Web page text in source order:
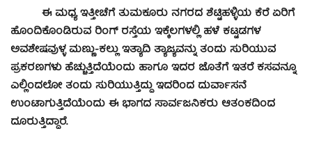
ಈ ಮಧ್ಯ ಇತ್ತೀಚೆಗೆ ತುಮಕೂರು ನಗರದ ಶೆಟ್ಟಿಹಳ್ಳಿಯ ಕೆರೆ ಏರಿಗೆ
ಹೊಂದಿಕೊಂಡಿರುವ ರಿಂಗ್ ರಸ್ತೆಯ ಇಕ್ಕೆಲಗಳಲ್ಲಿ ಹಳೆ ಕಟ್ಟಡಗಳ
ಅವಶೇಷವುಳ್ಳ ಮಣ್ಣು-ಕಲ್ಲು ಇತ್ಯಾದಿ ತ್ಯಾಜ್ಯವನ್ನು ತಂದು ಸುರಿಯುವ
ಪ್ರಕರಣಗಳು ಹೆಚ್ಚುತ್ತಿದೆಯೆಂದು ಹಾಗೂ ಇದರ ಜೊತೆಗೆ ಇತರೆ ಕಸವನ್ನೂ
ಎಲ್ಲಿಂದಲೋ ತಂದು ಸುರಿಯುತ್ತಿದ್ದು ಇದರಿಂದ ದುರ್ವಾಸನೆ
ಉಂಟಾಗುತ್ತಿದೆಯೆಂದು ಈ ಭಾಗದ ಸಾರ್ವಜನಿಕರು ಆತಂಕದಿಂದ
ದೂರುತ್ತಿದ್ದಾರೆ.